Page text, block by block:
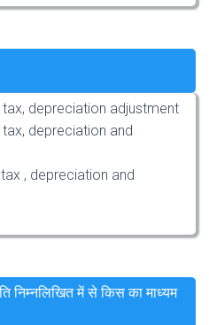
depreciation adjustment
depreciation and
, depreciation and
निम्नलिखित में से किस का माध्यम